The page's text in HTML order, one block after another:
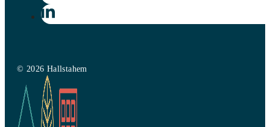
© 2026 Hallstahem